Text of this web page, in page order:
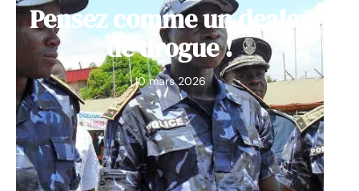
Pensez comme un dealer
de drogue !
10 mars 2026